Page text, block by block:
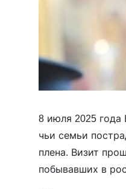
8 июля 2025 года
чьи семьи
плена. Визит
побывавших в